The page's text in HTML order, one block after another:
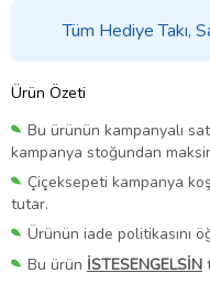
Tüm Hediye Takı,
Ürün Özeti
Bu ürünün kampanyalı
kampanya stoğundan
Çiçeksepeti kampanya
tutar.
Ürünün iade politikasını
Bu ürün İSTESENGELSİN